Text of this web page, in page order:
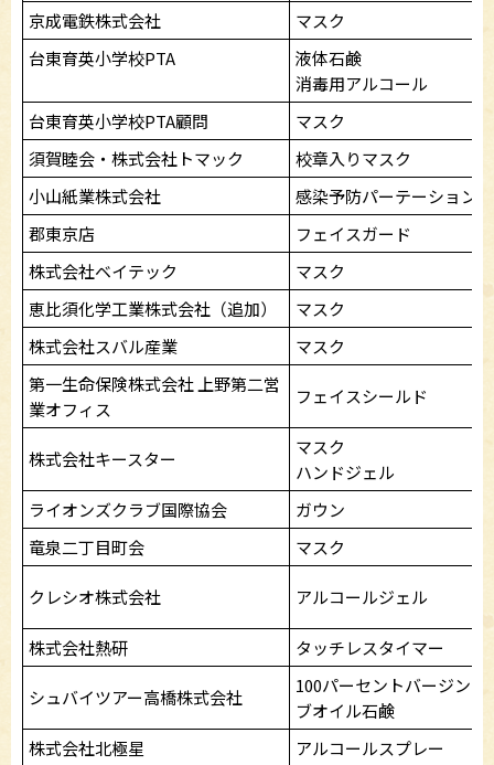
京成電鉄株式会社
マスク
台東育英小学校PTA
液体石鹸
消毒用アルコール
台東育英小学校PTA顧問
マスク
須賀睦会・株式会社トマック
校章入りマスク
小山紙業株式会社
感染予防パーテーション
郡東京店
フェイスガード
株式会社ベイテック
マスク
恵比須化学工業株式会社（追加）
マスク
株式会社スバル産業
マスク
第一生命保険株式会社 上野第二営
業オフィス
フェイスシールド
株式会社キースター
マスク
ハンドジェル
ライオンズクラブ国際協会
ガウン
竜泉二丁目町会
マスク
クレシオ株式会社 アルコールジェル
株式会社熱研 タッチレスタイマー
シュバイツアー高橋株式会社
100パーセントバージンオ
ブオイル石鹸
株式会社北極星
アルコールスプレー